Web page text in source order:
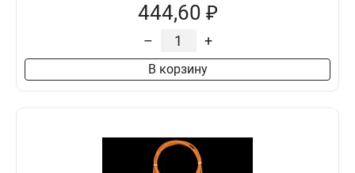
444,60 ₽
– +
В корзину